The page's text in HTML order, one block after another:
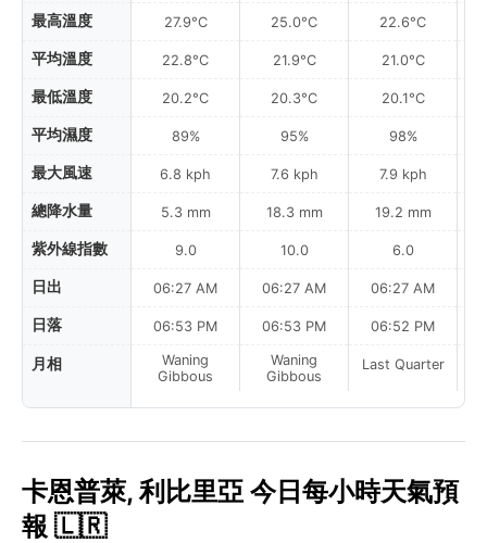
最高溫度
平均溫度
最低溫度
平均濕度
最大風速
總降水量
紫外線指數
日出
日落
月相
27.9°C
22.8°C
20.2°C
89%
6.8 kph
5.3 mm
9.0
06:27 AM
06:53 PM
Waning
Gibbous
25.0°C
21.9°C
20.3°C
95%
7.6 kph
18.3 mm
10.0
06:27 AM
06:53 PM
Waning
Gibbous
22.6°C
21.0°C
20.1°C
98%
7.9 kph
19.2 mm
6.0
06:27 AM
06:52 PM
Last Quarter
卡恩普萊, 利比里亞 今日每小時天氣預
報 🇱🇷